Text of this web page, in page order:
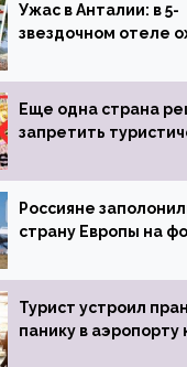
Ужас в Анталии: в 5-
звездочном отеле
пистолета
Еще одна страна
запретить
Россияне
страну Европы на
виз
Турист устроил
панику в аэропорту